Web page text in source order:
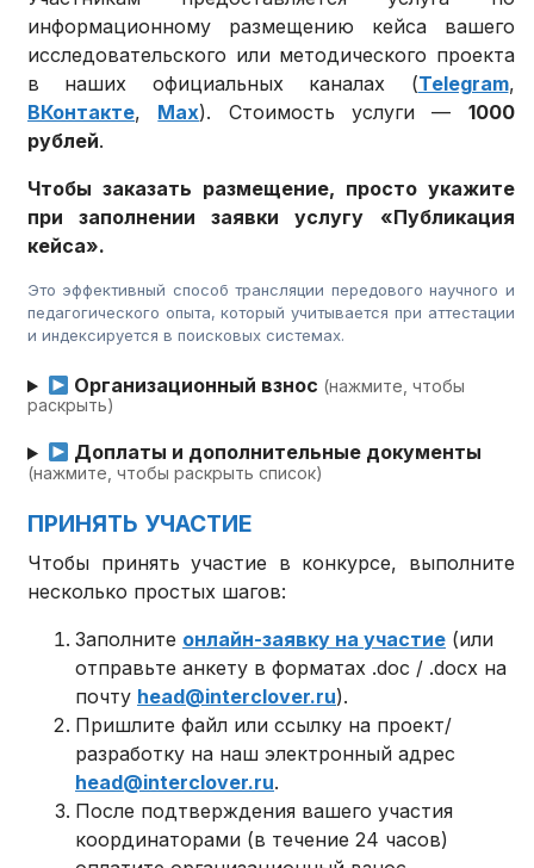
информационному размещению кейса вашего
исследовательского или методического проекта
в наших официальных каналах (Telegram,
ВКонтакте, Max). Стоимость услуги — 1000
рублей.
Чтобы заказать размещение, просто укажите
при заполнении заявки услугу «Публикация
кейса».
Это эффективный способ трансляции передового научного и
педагогического опыта, который учитывается при аттестации
и индексируется в поисковых системах.
Организационный взнос (нажмите, чтобы
раскрыть)
Доплаты и дополнительные документы
(нажмите, чтобы раскрыть список)
ПРИНЯТЬ УЧАСТИЕ
Чтобы принять участие в конкурсе, выполните
несколько простых шагов:
Заполните онлайн-заявку на участие (или
отправьте анкету в форматах .doc / .docx на
почту head@interclover.ru).
Пришлите файл или ссылку на проект/
разработку на наш электронный адрес
head@interclover.ru.
После подтверждения вашего участия
координаторами (в течение 24 часов)